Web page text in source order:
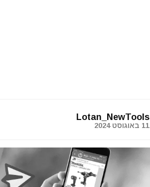
Lotan_NewTools
11 באוגוסט 2024